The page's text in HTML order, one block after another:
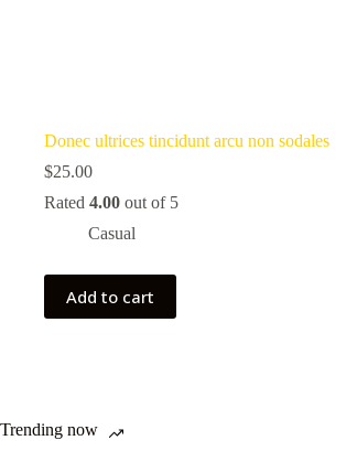
Donec ultrices tincidunt arcu non sodales
$25.00
Rated 4.00 out of 5
Casual
Add to cart
Trending now